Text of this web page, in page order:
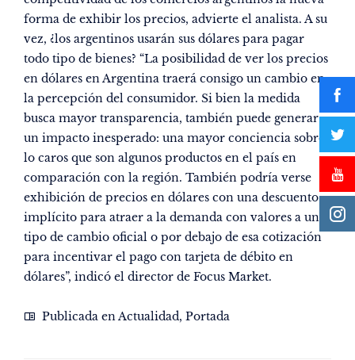
forma de exhibir los precios, advierte el analista. A su
vez, ¿los argentinos usarán sus dólares para pagar
todo tipo de bienes? “La posibilidad de ver los precios
en dólares en Argentina traerá consigo un cambio en
la percepción del consumidor. Si bien la medida
busca mayor transparencia, también puede generar
un impacto inesperado: una mayor conciencia sobre
lo caros que son algunos productos en el país en
comparación con la región. También podría verse
exhibición de precios en dólares con una descuento
implícito para atraer a la demanda con valores a un
tipo de cambio oficial o por debajo de esa cotización
para incentivar el pago con tarjeta de débito en
dólares”, indicó el director de Focus Market.
Publicada enActualidad, Portada